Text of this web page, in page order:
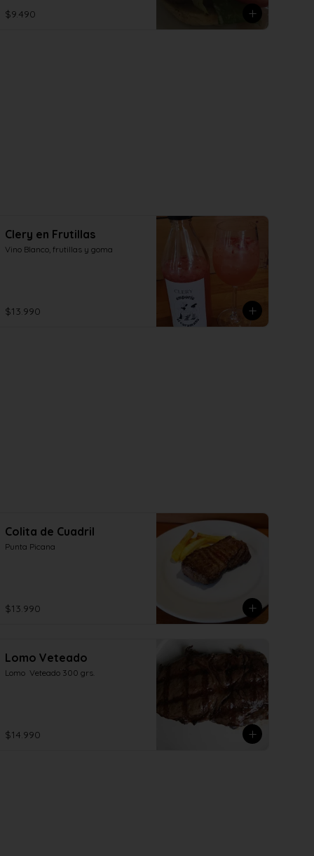
$9.490
Clery en Frutillas
Vino Blanco, frutillas y goma
$13.990
Colita de Cuadril
Punta Picana
$13.990
Lomo Veteado
Lomo  Veteado 300 grs.
$14.990